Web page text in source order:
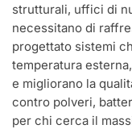
strutturali, uffici di
necessitano di
progettato sistemi
temperatura
e migliorano la
contro polveri,
per chi cerca il